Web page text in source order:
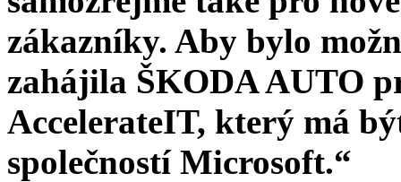
zákazníky. Aby bylo
zahájila ŠKODA AUTO
AccelerateIT, který má
společností Microsoft.“